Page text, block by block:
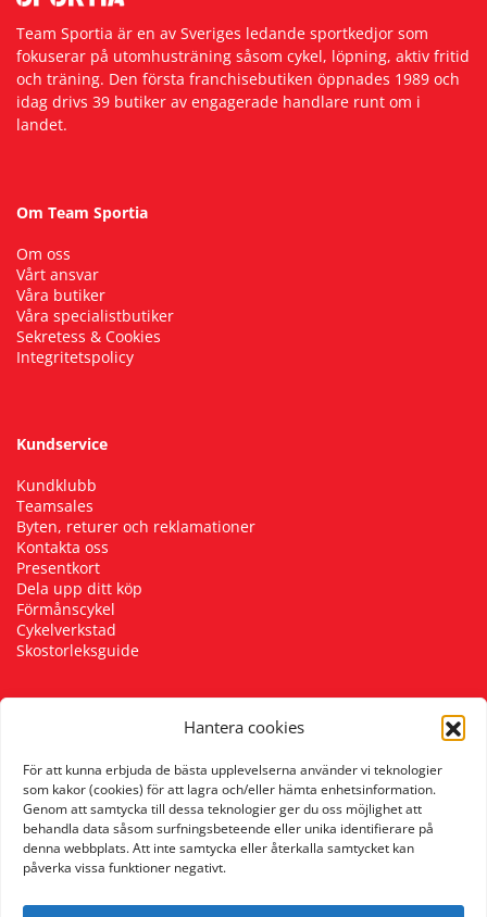
Hantera cookies
För att kunna erbjuda de bästa upplevelserna använder vi teknologier
som kakor (cookies) för att lagra och/eller hämta enhetsinformation.
Genom att samtycka till dessa teknologier ger du oss möjlighet att
behandla data såsom surfningsbeteende eller unika identifierare på
denna webbplats. Att inte samtycka eller återkalla samtycket kan
påverka vissa funktioner negativt.
Team Sportia är en av Sveriges ledande sportkedjor som
fokuserar på utomhusträning såsom cykel, löpning, aktiv fritid
och träning. Den första franchisebutiken öppnades 1989 och
idag drivs 39 butiker av engagerade handlare runt om i
landet.
Om Team Sportia
Om oss
Vårt ansvar
Våra butiker
Våra specialistbutiker
Sekretess & Cookies
Integritetspolicy
Kundservice
Kundklubb
Teamsales
Byten, returer och reklamationer
Kontakta oss
Presentkort
Dela upp ditt köp
Förmånscykel
Cykelverkstad
Skostorleksguide